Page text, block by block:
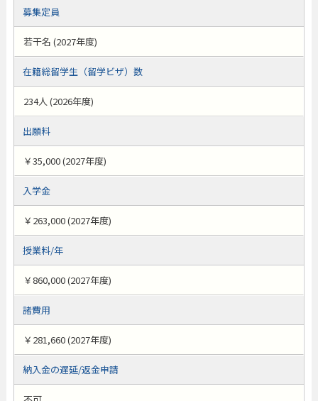
募集定員
若干名 (2027年度)
在籍総留学生（留学ビザ）数
234人 (2026年度)
出願料
￥35,000 (2027年度)
入学金
￥263,000 (2027年度)
授業料/年
￥860,000 (2027年度)
諸費用
￥281,660 (2027年度)
納入金の遅延/返金申請